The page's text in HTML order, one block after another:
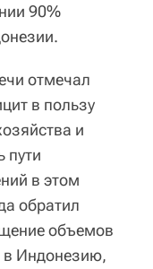
90%
отмечал
в пользу
и
пути
в этом
обратил
объемов
в Индонезию,